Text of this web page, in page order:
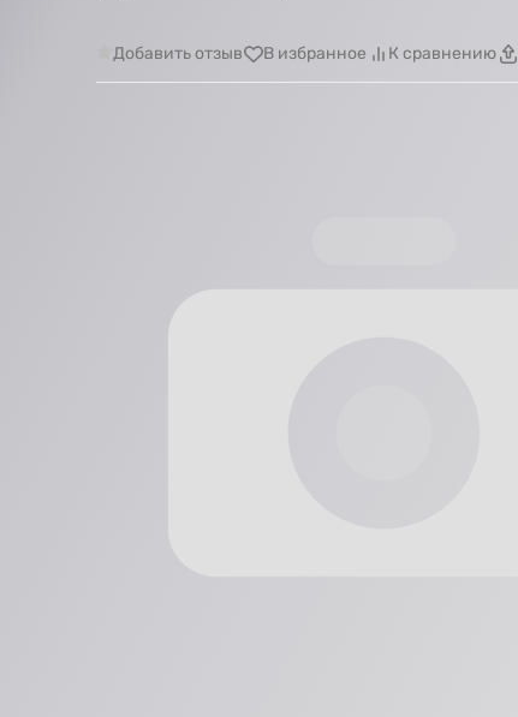
Добавить отзыв В избранное К сравнению